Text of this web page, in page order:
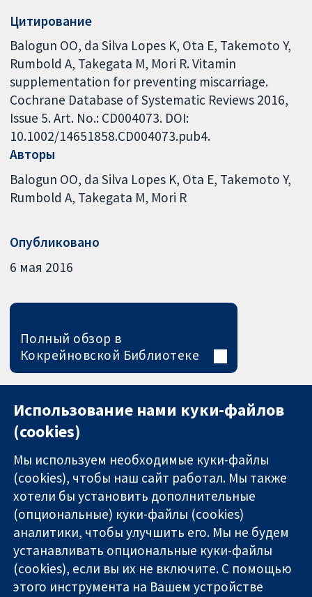
Цитирование
Balogun OO, da Silva Lopes K, Ota E, Takemoto Y,
Rumbold A, Takegata M, Mori R. Vitamin
supplementation for preventing miscarriage.
Cochrane Database of Systematic Reviews 2016,
Issue 5. Art. No.: CD004073. DOI:
10.1002/14651858.CD004073.pub4.
Авторы
Balogun OO da Silva Lopes K Ota E Takemoto Y
Rumbold A Takegata M Mori R
Опубликовано
6 мая 2016
Полный обзор в
Кокрейновской Библиотеке
Надёжные
доказательства
11-13 Cavendish
Square
London
W1G 0AN
Связаться с
нами
Новости
Пресс-
Использование нами куки-файлов
(cookies)
Мы используем необходимые куки-файлы
(cookies), чтобы наш сайт работал. Мы также
хотели бы установить дополнительные
(опциональные) куки-файлы (cookies)
аналитики, чтобы улучшить его. Мы не будем
устанавливать опциональные куки-файлы
(cookies), если вы их не включите. С помощью
этого инструмента на Вашем устройстве